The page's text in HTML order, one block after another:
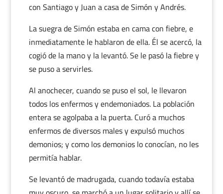
con Santiago y Juan a casa de Simón y Andrés.
La suegra de Simón estaba en cama con fiebre, e
inmediatamente le hablaron de ella. Él se acercó, la
cogió de la mano y la levantó. Se le pasó la fiebre y
se puso a servirles.
Al anochecer, cuando se puso el sol, le llevaron
todos los enfermos y endemoniados. La población
entera se agolpaba a la puerta. Curó a muchos
enfermos de diversos males y expulsó muchos
demonios; y como los demonios lo conocían, no les
permitía hablar.
Se levantó de madrugada, cuando todavía estaba